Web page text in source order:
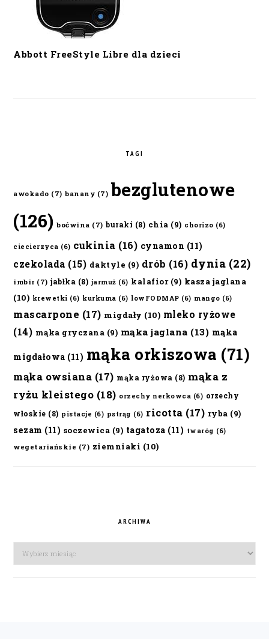
Abbott FreeStyle Libre dla dzieci
TAGI
awokado (7) banany (7) bezglutenowe
(126) boćwina (7) buraki (8) chia (9) chorizo (6)
ciecierzyca (6) cukinia (16) cynamon (11)
czekolada (15) daktyle (9) drób (16) dynia (22)
imbir (7) jabłka (8) jarmuż (6) kalafior(9) kasza jaglana
(10) krewetki (6) kurkuma (6) lowFODMAP (6) mango (6)
mascarpone (17) migdały (10) mleko ryżowe
(14) mąka gryczana (9) mąka jaglana (13) mąka
migdałowa (11) mąka orkiszowa (71)
mąka owsiana (17) mąka ryżowa (8) mąka z
ryżu kleistego (18) orzechy nerkowca (6) orzechy
włoskie (8) pistacje (6) pstrąg (6) ricotta (17) ryba (9)
sezam (11) soczewica (9) tagatoza (11) twaróg (6)
wegetariańskie (7) ziemniaki (10)
ARCHIWA
Archiwa